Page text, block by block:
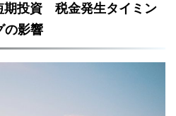
期投資 税金発生タイミン
の影響